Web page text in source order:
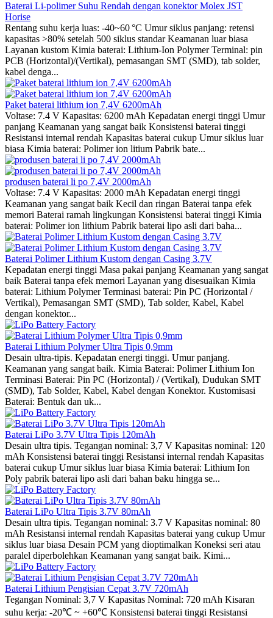
Baterai Li-polimer Suhu Rendah dengan konektor Molex JST
Horise
Rentang suhu kerja luas: -40~60 °C Umur siklus panjang: retensi
kapasitas >80% setelah 500 siklus standar Keamanan luar biasa
Layanan kustom Kimia baterai: Lithium‑Ion Polymer Terminal: pin
PCB (Horizontal)/(Vertikal), pemasangan SMT (SMD), tab solder,
kabel denga...
Paket baterai lithium ion 7,4V 6200mAh
Voltase: 7.4 V Kapasitas: 6200 mAh Kepadatan energi tinggi Umur
panjang Keamanan yang sangat baik Konsistensi baterai tinggi
Resistansi internal rendah Kapasitas baterai cukup Umur siklus luar
biasa Kimia baterai: Polimer ion litium Pabrik bate...
produsen baterai li po 7,4V 2000mAh
Voltase: 7.4 V Kapasitas: 2000 mAh Kepadatan energi tinggi
Keamanan yang sangat baik Kecil dan ringan Baterai tanpa efek
memori Baterai ramah lingkungan Konsistensi baterai tinggi Kimia
baterai: Polimer ion lithium Pabrik baterai lipo asli dari baha...
Baterai Polimer Lithium Kustom dengan Casing 3.7V
Kepadatan energi tinggi Masa pakai panjang Keamanan yang sangat
baik Baterai tanpa efek memori Layanan yang disesuaikan Kimia
baterai: Lithium Polymer Terminasi baterai: Pin PC (Horizontal /
Vertikal), Pemasangan SMT (SMD), Tab solder, Kabel, Kabel
dengan konektor...
Baterai Lithium Polymer Ultra Tipis 0,9mm
Desain ultra-tipis. Kepadatan energi tinggi. Umur panjang.
Keamanan yang sangat baik. Kimia Baterai: Polimer Lithium Ion
Terminasi Baterai: Pin PC (Horizontal) / (Vertikal), Dudukan SMT
(SMD), Tab Solder, Kabel, Kabel dengan Konektor. Kustomisasi
Baterai: Bentuk dan uk...
Baterai LiPo 3.7V Ultra Tipis 120mAh
Desain ultra tipis. Tegangan nominal: 3,7 V Kapasitas nominal: 120
mAh Konsistensi baterai tinggi Resistansi internal rendah Kapasitas
baterai cukup Umur siklus luar biasa Kimia baterai: Lithium Ion
Poly pabrik baterai lipo asli dari bahan baku hingga se...
Baterai LiPo Ultra Tipis 3.7V 80mAh
Desain ultra tipis. Tegangan nominal: 3.7 V Kapasitas nominal: 80
mAh Resistansi internal rendah Kapasitas baterai yang cukup Umur
siklus luar biasa Desain PCM yang dioptimalkan Koneksi seri atau
paralel diperbolehkan Keamanan yang sangat baik. Kimi...
Baterai Lithium Pengisian Cepat 3.7V 720mAh
Tegangan Nominal: 3,7 V Kapasitas Nominal: 720 mAh Kisaran
suhu kerja: -20℃ ~ +60℃ Konsistensi baterai tinggi Resistansi